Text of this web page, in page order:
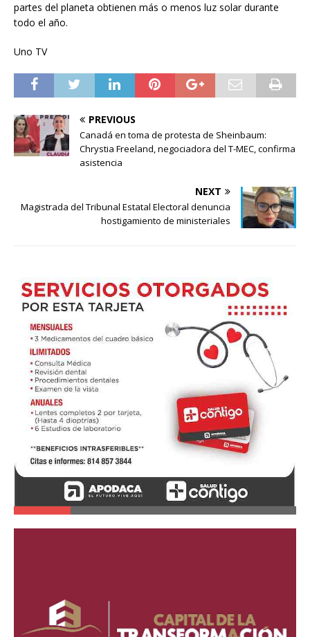
partes del planeta obtienen más o menos luz solar durante
todo el año.
Uno TV
PREVIOUS
Canadá en toma de protesta de Sheinbaum:
Chrystia Freeland, negociadora del T-MEC, confirma
asistencia
NEXT
Magistrada del Tribunal Estatal Electoral denuncia
hostigamiento de ministeriales